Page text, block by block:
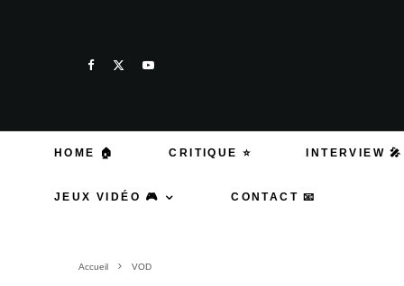
HOME 🏠 CRITIQUE ⭐ INTERVIEW 🎤
JEUX VIDÉO 🎮 CONTACT 📧
Accueil VOD